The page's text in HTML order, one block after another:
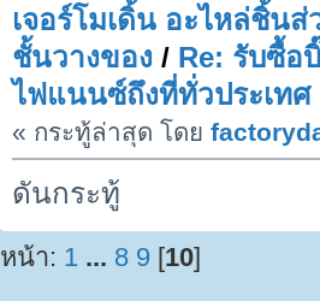
เจอร์โมเดิ้น อะไหล่ชิ้น
ชั้นวางของ / Re: รับซื้อ
ไฟแนนซ์ถึงที่ทั่วประเทศ
« กระทู้ล่าสุด โดย
ดันกระทู้
หน้า: 1 ... 8 9 [10]